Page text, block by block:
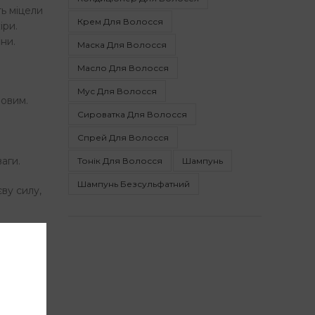
міцели
силу,
Крем Для Волосся
Маска Для Волосся
Масло Для Волосся
Мус Для Волосся
Сироватка Для Волосся
Спрей Для Волосся
Тонік Для Волосся Шампунь
Шампунь Безсульфатний